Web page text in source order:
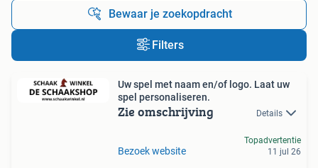
Bewaar je zoekopdracht
Filters
Uw spel met naam en/of logo. Laat uw
spel personaliseren.
Zie omschrijving Details
Bezoek website
Topadvertentie
11 jul 26